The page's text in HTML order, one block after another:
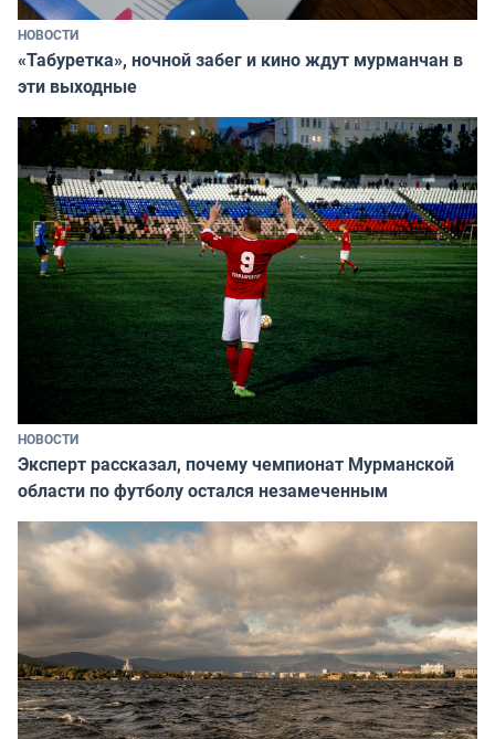
НОВОСТИ
«Табуретка», ночной забег и кино ждут мурманчан в
эти выходные
НОВОСТИ
Эксперт рассказал, почему чемпионат Мурманской
области по футболу остался незамеченным